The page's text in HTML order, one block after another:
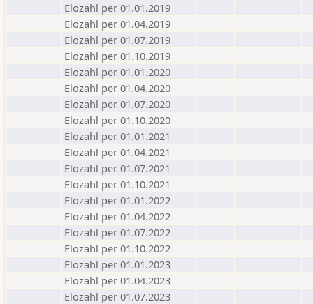
Elozahl per 01.01.2019
Elozahl per 01.04.2019
Elozahl per 01.07.2019
Elozahl per 01.10.2019
Elozahl per 01.01.2020
Elozahl per 01.04.2020
Elozahl per 01.07.2020
Elozahl per 01.10.2020
Elozahl per 01.01.2021
Elozahl per 01.04.2021
Elozahl per 01.07.2021
Elozahl per 01.10.2021
Elozahl per 01.01.2022
Elozahl per 01.04.2022
Elozahl per 01.07.2022
Elozahl per 01.10.2022
Elozahl per 01.01.2023
Elozahl per 01.04.2023
Elozahl per 01.07.2023